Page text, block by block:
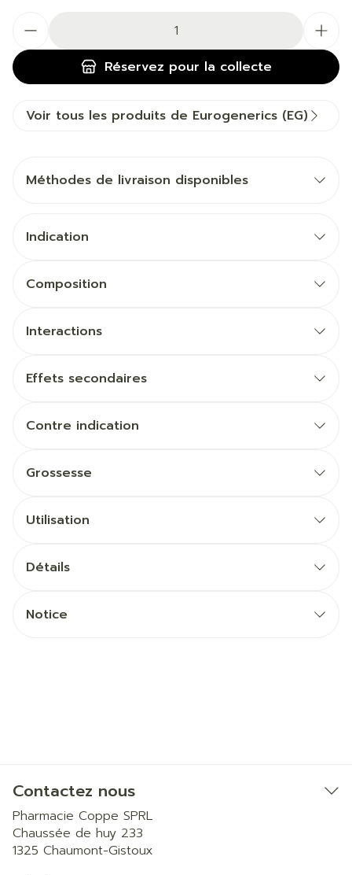
Réservez pour la collecte
Voir tous les produits de Eurogenerics (EG)
Méthodes de livraison disponibles
Indication
Composition
Interactions
Effets secondaires
Contre indication
Grossesse
Utilisation
Détails
Notice
Contactez nous
Pharmacie Coppe SPRL
Chaussée de huy 233
1325 Chaumont-Gistoux